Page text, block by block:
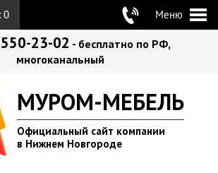
0 Меню
23-02 - бесплатно по РФ,
многоканальный
МУРОМ-МЕБЕЛЬ
Официальный сайт компании
в Нижнем Новгороде